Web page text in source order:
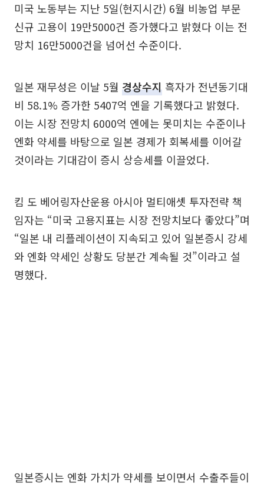
미국 노동부는 지난 5일(현지시간) 6월 비농업 부문
신규 고용이 19만5000건 증가했다고 밝혔다 이는 전
망치 16만5000건을 넘어선 수준이다.
일본 재무성은 이날 5월 경상수지 흑자가 전년동기대
비 58.1% 증가한 5407억 엔을 기록했다고 밝혔다.
이는 시장 전망치 6000억 엔에는 못미치는 수준이나
엔화 약세를 바탕으로 일본 경제가 회복세를 이어갈
것이라는 기대감이 증시 상승세를 이끌었다.
킴 도 베어링자산운용 아시아 멀티애셋 투자전략 책
임자는 “미국 고용지표는 시장 전망치보다 좋았다”며
“일본 내 리플레이션이 지속되고 있어 일본증시 강세
와 엔화 약세인 상황도 당분간 계속될 것”이라고 설
명했다.
일본증시는 엔화 가치가 약세를 보이면서 수출주들이